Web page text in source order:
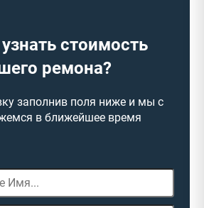
стоимость
ремона?
заполнив поля ниже и мы с
в ближейшее время